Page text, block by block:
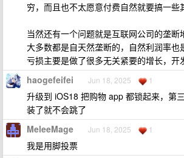
穷，而且也不太愿意付费自然就要搞一些
当然还有一个问题就是互联网公司的垄断
大多数都是自天然垄断的，自然利润率也
亏损主要是做了很多无关紧要的增长，开
haogefeifei Jun 18, 2025 1
升级到 iOS18 把购物 app 都锁起来，第
装了就不会跳了
MeleeMage Jun 18, 2025 1
我是用脚投票